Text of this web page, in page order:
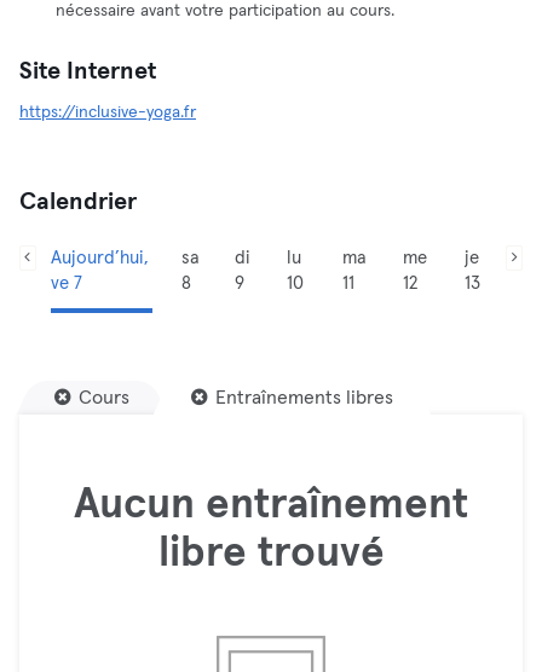
nécessaire avant votre participation au cours.
Site Internet
https://inclusive-yoga.fr
Calendrier
Aujourd’hui,
ve 7
sa
8
di
9
lu
10
ma
11
me
12
je
13
Cours Entraînements libres
Aucun entraînement
libre trouvé